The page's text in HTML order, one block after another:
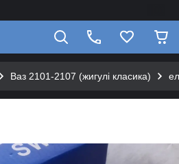
Ваз 2101-2107 (жигулі класика)